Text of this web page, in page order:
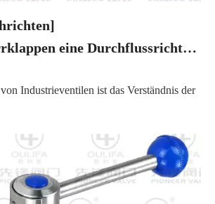
Haben Absperrklappen eine Durchflussrichtung?
Industrieventilen ist das Verständnis der